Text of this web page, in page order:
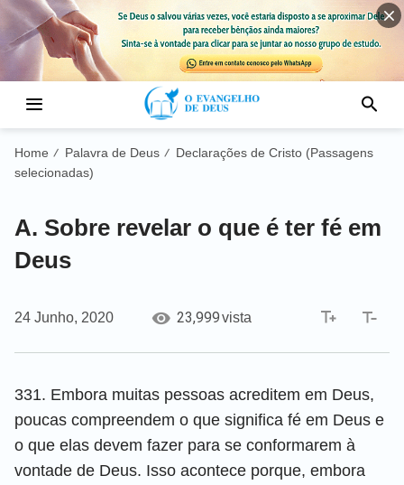
Home / Palavra de Deus /
Declarações de Cristo (Passagens
selecionadas)
A. Sobre revelar o que é ter fé em
Deus
24 Junho, 2020 23,999vista
331. Embora muitas pessoas acreditem em Deus,
poucas compreendem o que significa fé em Deus e
o que elas devem fazer para se conformarem à
vontade de Deus. Isso acontece porque, embora